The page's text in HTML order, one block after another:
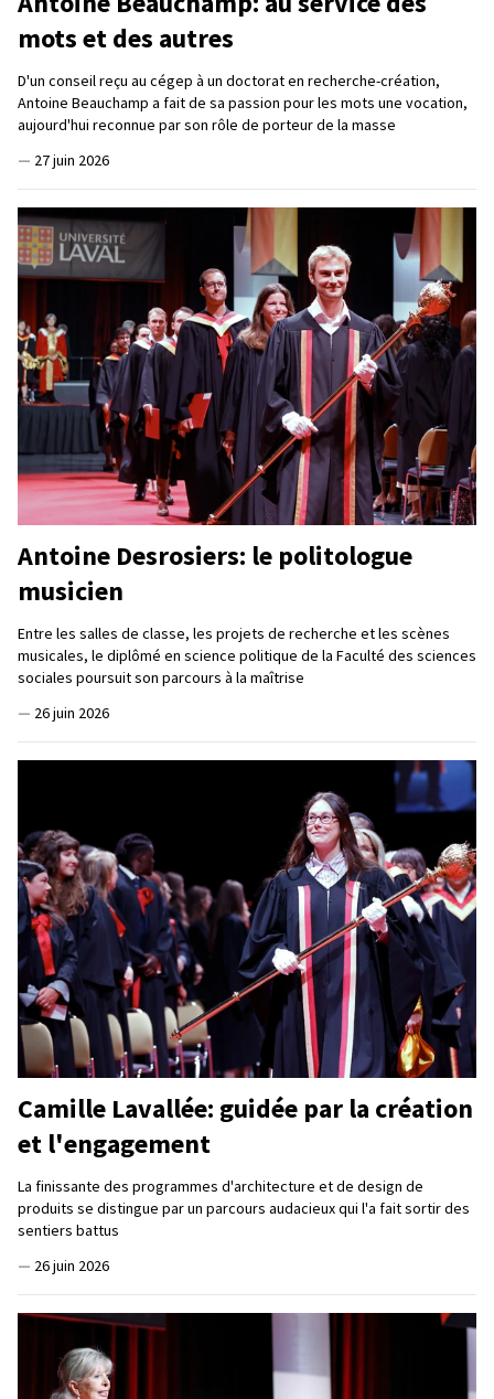
mots et des autres
D'un conseil reçu au cégep à un doctorat en recherche-création,
Antoine Beauchamp a fait de sa passion pour les mots une vocation,
aujourd'hui reconnue par son rôle de porteur de la masse
— 27 juin 2026
Antoine Desrosiers: le politologue
musicien
Entre les salles de classe, les projets de recherche et les scènes
musicales, le diplômé en science politique de la Faculté des sciences
sociales poursuit son parcours à la maîtrise
— 26 juin 2026
Camille Lavallée: guidée par la création
et l'engagement
La finissante des programmes d'architecture et de design de
produits se distingue par un parcours audacieux qui l'a fait sortir des
sentiers battus
— 26 juin 2026